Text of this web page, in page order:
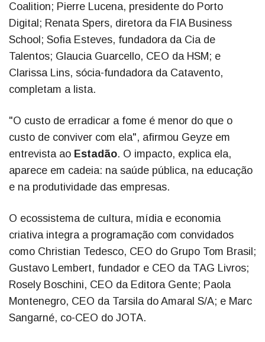
Coalition; Pierre Lucena, presidente do Porto
Digital; Renata Spers, diretora da FIA Business
School; Sofia Esteves, fundadora da Cia de
Talentos; Glaucia Guarcello, CEO da HSM; e
Clarissa Lins, sócia-fundadora da Catavento,
completam a lista.
"O custo de erradicar a fome é menor do que o
custo de conviver com ela", afirmou Geyze em
entrevista ao Estadão. O impacto, explica ela,
aparece em cadeia: na saúde pública, na educação
e na produtividade das empresas.
O ecossistema de cultura, mídia e economia
criativa integra a programação com convidados
como Christian Tedesco, CEO do Grupo Tom Brasil;
Gustavo Lembert, fundador e CEO da TAG Livros;
Rosely Boschini, CEO da Editora Gente; Paola
Montenegro, CEO da Tarsila do Amaral S/A; e Marc
Sangarné, co-CEO do JOTA.